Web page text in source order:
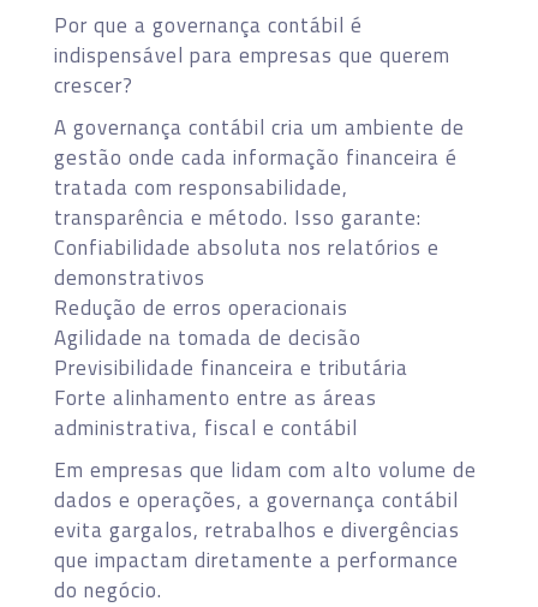
Por que a governança contábil é
indispensável para empresas que querem
crescer?
A governança contábil cria um ambiente de
gestão onde cada informação financeira é
tratada com responsabilidade,
transparência e método. Isso garante:
Confiabilidade absoluta nos relatórios e
demonstrativos
Redução de erros operacionais
Agilidade na tomada de decisão
Previsibilidade financeira e tributária
Forte alinhamento entre as áreas
administrativa, fiscal e contábil
Em empresas que lidam com alto volume de
dados e operações, a governança contábil
evita gargalos, retrabalhos e divergências
que impactam diretamente a performance
do negócio.